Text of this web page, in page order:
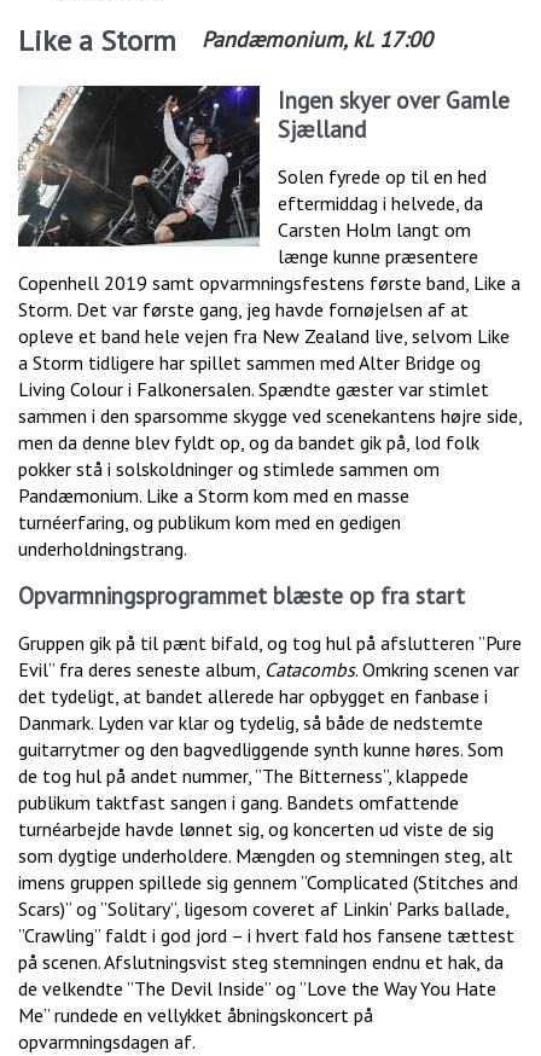
Like a Storm Pandæmonium, kl. 17:00
Ingen skyer over Gamle
Sjælland
Solen fyrede op til en hed
eftermiddag i helvede, da
Carsten Holm langt om
længe kunne præsentere
Copenhell 2019 samt opvarmningsfestens første band, Like a
Storm. Det var første gang, jeg havde fornøjelsen af at
opleve et band hele vejen fra New Zealand live, selvom Like
a Storm tidligere har spillet sammen med Alter Bridge og
Living Colour i Falkonersalen. Spændte gæster var stimlet
sammen i den sparsomme skygge ved scenekantens højre side,
men da denne blev fyldt op, og da bandet gik på, lod folk
pokker stå i solskoldninger og stimlede sammen om
Pandæmonium. Like a Storm kom med en masse
turnéerfaring, og publikum kom med en gedigen
underholdningstrang.
Opvarmningsprogrammet blæste op fra start
Gruppen gik på til pænt bifald, og tog hul på afslutteren ”Pure
Evil” fra deres seneste album, Catacombs. Omkring scenen var
det tydeligt, at bandet allerede har opbygget en fanbase i
Danmark. Lyden var klar og tydelig, så både de nedstemte
guitarrytmer og den bagvedliggende synth kunne høres. Som
de tog hul på andet nummer, ”The Bitterness”, klappede
publikum taktfast sangen i gang. Bandets omfattende
turnéarbejde havde lønnet sig, og koncerten ud viste de sig
som dygtige underholdere. Mængden og stemningen steg, alt
imens gruppen spillede sig gennem ”Complicated (Stitches and
Scars)” og ”Solitary”, ligesom coveret af Linkin’ Parks ballade,
”Crawling” faldt i god jord – i hvert fald hos fansene tættest
på scenen. Afslutningsvist steg stemningen endnu et hak, da
de velkendte ”The Devil Inside” og ”Love the Way You Hate
Me” rundede en vellykket åbningskoncert på
opvarmningsdagen af.